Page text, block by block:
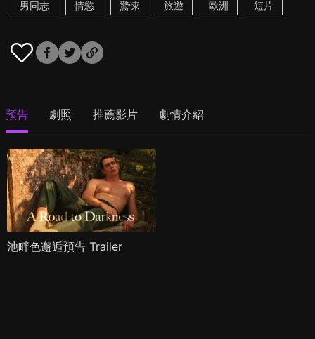
男同志
情慾 驚悚 旅遊 歐洲 短片
預告 劇照 推薦影片 劇情介紹
池畔色邂逅預告 Trailer